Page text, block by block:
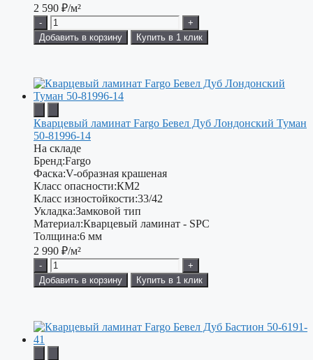
2 590 ₽/м²
-
+
Добавить в корзину
Купить в 1 клик
Кварцевый ламинат Fargo Бевел Дуб Лондонский Туман
50-81996-14
На складе
Бренд:Fargo
Фаска:V-образная крашеная
Класс опасности:КМ2
Класс изностойкости:33/42
Укладка:Замковой тип
Материал:Кварцевый ламинат - SPC
Толщина:6 мм
2 990 ₽/м²
-
+
Добавить в корзину
Купить в 1 клик